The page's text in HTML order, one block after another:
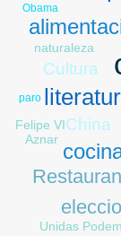
Cultura
China
Unidas
naturaleza
Aznar
Felipe VI
Obama
paro